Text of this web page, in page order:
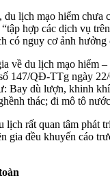
lịch mạo hiểm chưa
hợp các dịch vụ
có nguy cơ ảnh
về du lịch mạo hiểm
147/QĐ-TTg ngày
Bay dù lượn, khinh
thác; đi mô tô
lịch rất quan tâm phát
gia đều khuyến cáo